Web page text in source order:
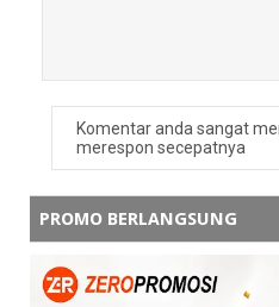
Komentar anda sangat
merespon secepatnya
PROMO BERLANGSUNG